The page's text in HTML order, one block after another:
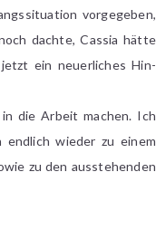
vorgegeben,
dachte, Cassia hätte
ein neuerliches Hin-
die Arbeit machen. Ich
wieder zu einem
zu den ausstehenden